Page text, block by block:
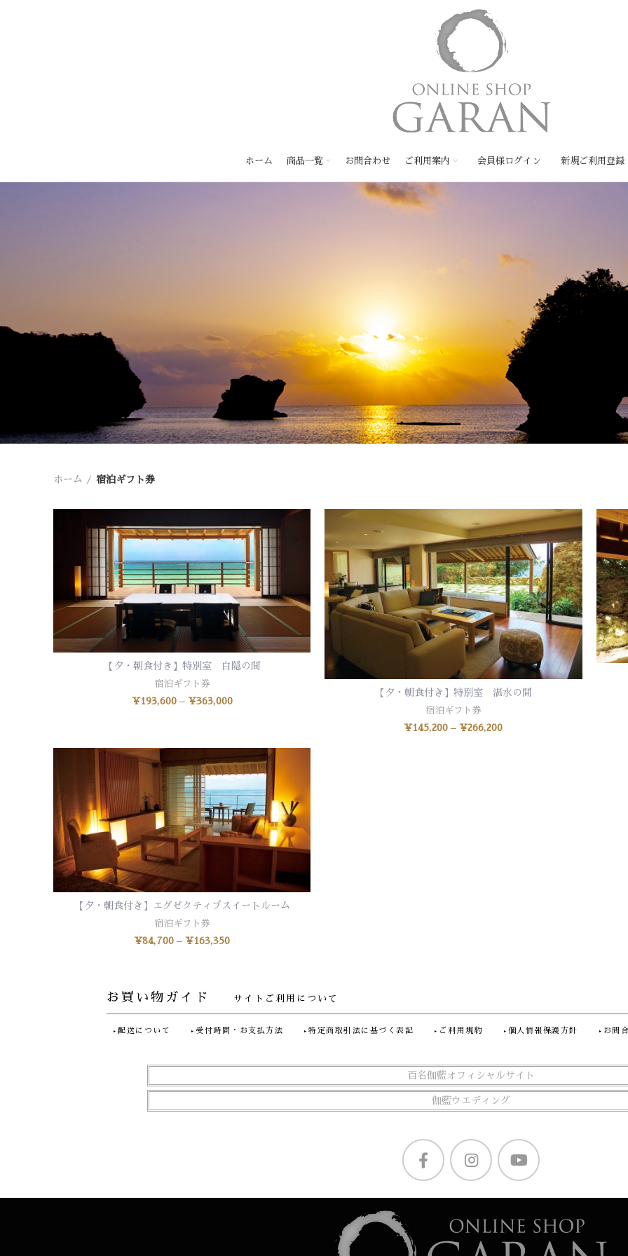
ホーム 商品一覧 お問合わせ ご利用案内 会員様ログイン 新規ご利用登録
ホーム 宿泊ギフト券
オプションを選択
【夕・朝食付き】特別室 白隠の間
宿泊ギフト券
¥193,600– ¥363,000
オプションを選択
【夕・朝食付き】特別室 湛水の間
宿泊ギフト券
¥145,200 –¥266,200
オプションを選択
【夕・朝食付き】エグゼクティブスイートルーム
宿泊ギフト券
¥84,700 –¥163,350
お買い物ガイド サイトご利用について
配送について 受付時間・お支払方法 特定商取引法に基づく表記 ご利用規約 個人情報保護方針 お問
百名伽藍オフィシャルサイト
伽藍ウエディング